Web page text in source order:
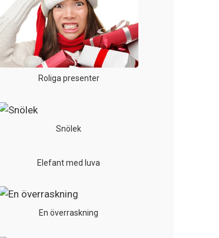
Roliga presenter
Snölek
Elefant med luva
En överraskning